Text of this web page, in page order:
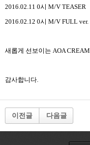
2016.02.11 0시 M/V TEASER
2016.02.12 0시 M/V FULL ver.
새롭게 선보이는 AOA CREAM
감사합니다.
이전글 다음글